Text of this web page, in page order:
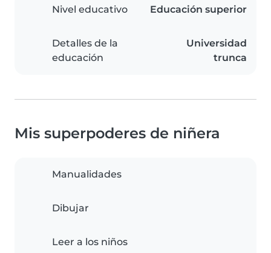
Nivel educativo Educación superior
Detalles de la
educación
Universidad
trunca
Mis superpoderes de niñera
Manualidades
Dibujar
Leer a los niños